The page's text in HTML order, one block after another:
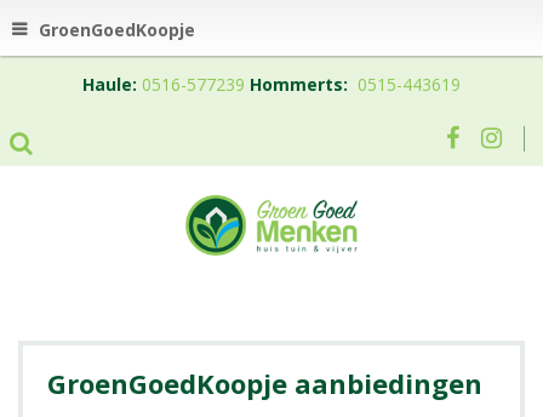
GroenGoedKoopje
Haule: 0516-577239 Hommerts: 0515-443619
aanbiedingen